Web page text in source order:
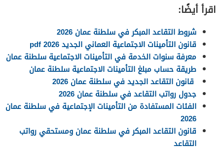
اقرأ أيضًا:
شروط التقاعد المبكر في سلطنة عمان 2026
قانون التأمينات الاجتماعية العماني الجديد 2026 pdf
معرفة سنوات الخدمة في التأمينات الاجتماعية سلطنة عمان
طريقة حساب مبلغ التأمينات الاجتماعية سلطنة عمان
قانون التقاعد الجديد في سلطنة عمان 2026
جدول رواتب التقاعد في سلطنة عمان 2026
الفئات المستفادة من التأمينات الإجتماعية في سلطنة عمان
2026
قانون التقاعد المبكر في سلطنة عمان ومستحقي رواتب
التقاعد